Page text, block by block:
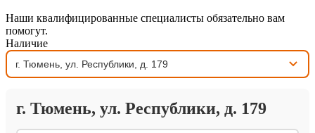
Наши квалифицированные специалисты обязательно вам
помогут.
Наличие
г. Тюмень, ул. Республики, д. 179